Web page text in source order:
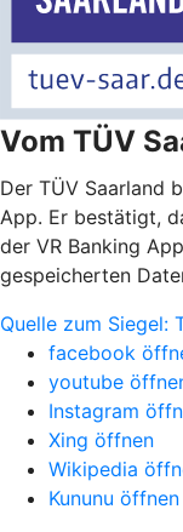
Vom TÜV
Der TÜV Saarland
App. Er bestätigt,
der VR Banking
gespeicherten
Quelle zum Siegel:
facebook
youtube
Instagram
Xing öffnen
Wikipedia
Kununu öffnen